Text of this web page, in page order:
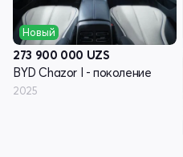
Новый
273 900 000 UZS
BYD Chazor I - поколение
2025